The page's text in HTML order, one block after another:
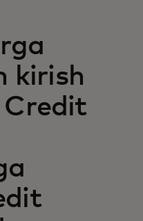
kirish
Credit